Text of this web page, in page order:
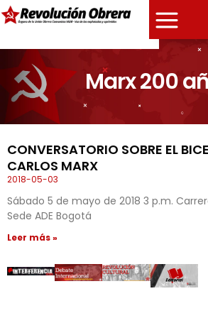
Marx 200
CONVERSATORIO SOBRE EL
CARLOS MARX
2018-05-03
Sábado 5 de mayo de 2018 3 p.m.
Sede ADE Bogotá
Leer más »